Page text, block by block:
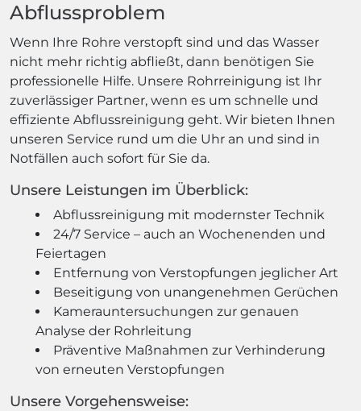
Abflussproblem
Wenn Ihre Rohre verstopft sind und das Wasser
nicht mehr richtig abfließt, dann benötigen Sie
professionelle Hilfe. Unsere Rohrreinigung ist Ihr
zuverlässiger Partner, wenn es um schnelle und
effiziente Abflussreinigung geht. Wir bieten Ihnen
unseren Service rund um die Uhr an und sind in
Notfällen auch sofort für Sie da.
Unsere Leistungen im Überblick:
Abflussreinigung mit modernster Technik
24/7 Service – auch an Wochenenden und
Feiertagen
Entfernung von Verstopfungen jeglicher Art
Beseitigung von unangenehmen Gerüchen
Kamerauntersuchungen zur genauen
Analyse der Rohrleitung
Präventive Maßnahmen zur Verhinderung
von erneuten Verstopfungen
Unsere Vorgehensweise: